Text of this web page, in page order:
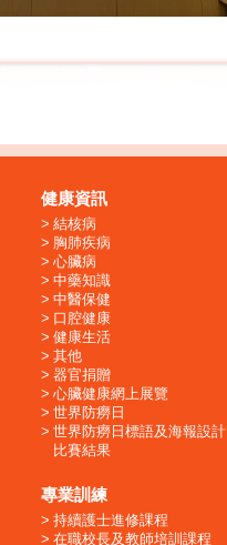
健康資訊
結核病
胸肺疾病
心臟病
中藥知識
中醫保健
口腔健康
健康生活
其他
器官捐贈
心臟健康網上展覽
世界防癆日
世界防癆日標語及海報設計
比賽結果
專業訓練
持續護士進修課程
在職校長及教師培訓課程